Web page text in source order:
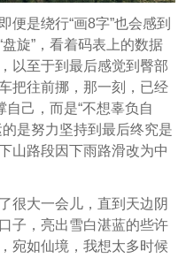
便是绕行“画8字”也会感到
旋”，看着码表上的数据
以至于到最后感觉到臀部
把往前挪，那一刻，已经
自己，而是“不想辜负自
是努力坚持到最后终究是
山路段因下雨路滑改为中
很大一会儿，直到天边阴
子，亮出雪白湛蓝的些许
宛如仙境，我想太多时候